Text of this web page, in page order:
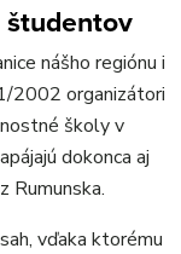
študentov
nášho regiónu i
2002 organizátori
školy v
dokonca aj
Rumunska.
vďaka ktorému